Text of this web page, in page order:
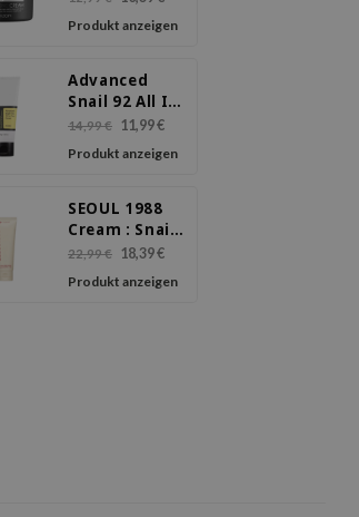
Produkt anzeigen
Advanced
Snail 92 All In
One Cream
Tube
14,99 €
11,99 €
Produkt anzeigen
SEOUL 1988
Cream : Snail
Mucin 93% +
Rice
22,99 €
18,39 €
Produkt anzeigen